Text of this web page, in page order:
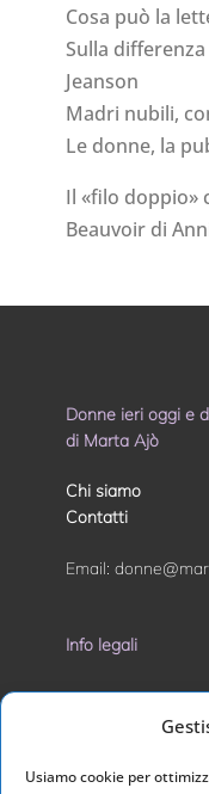
Usiamo cookie per
Cosa può la
Sulla
Jeanson
Madri nubili,
Le donne, la
Il «filo doppio»
Beauvoir di
Donne ieri oggi e
di Marta Ajò
Chi siamo
Contatti
Email:
Info legali
Privacy Policy
Cookie Policy